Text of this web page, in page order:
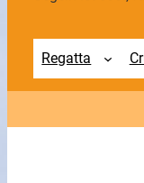
Regatta